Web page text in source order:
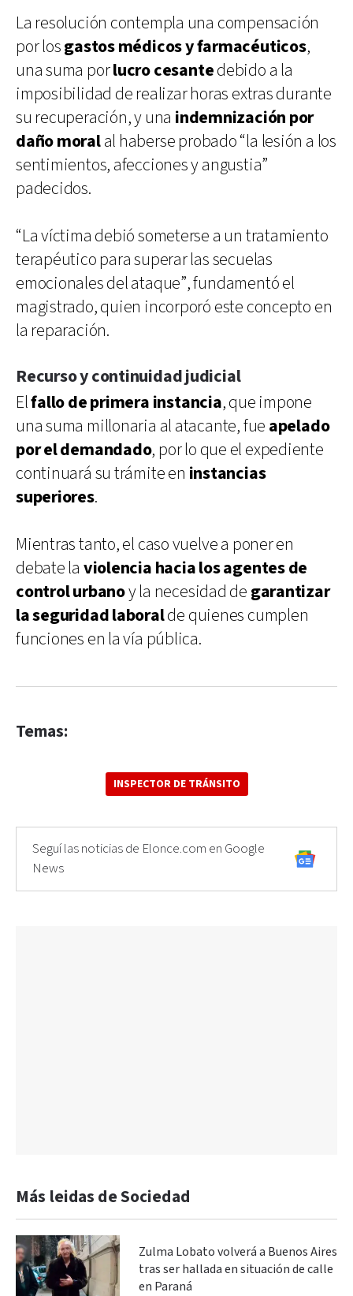
La resolución contempla una compensación
por losgastos médicos y farmacéuticos,
una suma porlucro cesantedebido a la
imposibilidad de realizar horas extras durante
su recuperación, y una indemnización por
daño moralal haberse probado “la lesión a los
sentimientos, afecciones y angustia”
padecidos.
“La víctima debió someterse a un tratamiento
terapéutico para superar las secuelas
emocionales del ataque”, fundamentó el
magistrado, quien incorporó este concepto en
la reparación.
Recurso y continuidad judicial
Elfallo de primera instancia, que impone
una suma millonaria al atacante, fue apelado
por el demandado, por lo que el expediente
continuará su trámite en instancias
superiores.
Mientras tanto, el caso vuelve a poner en
debate la violencia hacia los agentes de
control urbanoy la necesidad de garantizar
la seguridad laboralde quienes cumplen
funciones en la vía pública.
Temas:
INSPECTOR DE TRÁNSITO
Seguí las noticias de Elonce.com en Google
News
Más leidas de Sociedad
Zulma Lobato volverá a Buenos Aires
tras ser hallada en situación de calle
en Paraná